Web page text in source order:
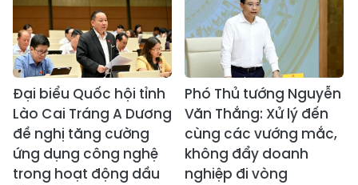
Đại biểu Quốc hội tỉnh
Lào Cai Tráng A Dương
đề nghị tăng cường
ứng dụng công nghệ
trong hoạt động dầu
Phó Thủ tướng Nguyễn
Văn Thắng: Xử lý đến
cùng các vướng mắc,
không đẩy doanh
nghiệp đi vòng